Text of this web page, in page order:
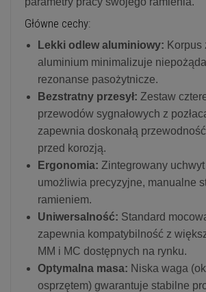
Główne cechy:
Lekki odlew aluminiowy: Korpus
aluminium minimalizuje
rezonanse pasożytnicze.
Bezstratny przesył: Zestaw
przewodów sygnałowych z
zapewnia doskonałą
przed korozją.
Ergonomia: Zintegrowany
umożliwia precyzyjne, manualne
ramieniem.
Uniwersalność: Standard
zapewnia kompatybilność z
MM i MC dostępnych na rynku.
Optymalna masa: Niska waga
osprzętem) gwarantuje stabilne